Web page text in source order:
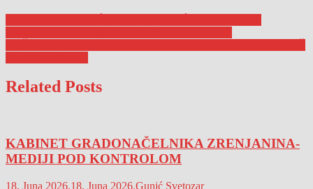
Navigacija
članaka
Related Posts
KABINET GRADONAČELNIKA ZRENJANINA-
MEDIJI POD KONTROLOM
18. Juna 2026.18. Juna 2026.Gunić Svetozar